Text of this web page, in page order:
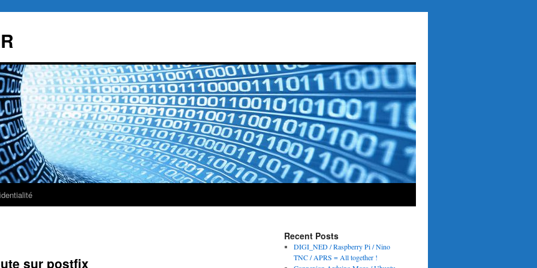
sur postfix
Recent Posts
DIGI_NED / Raspberry Pi / Nino
TNC / APRS = All together !